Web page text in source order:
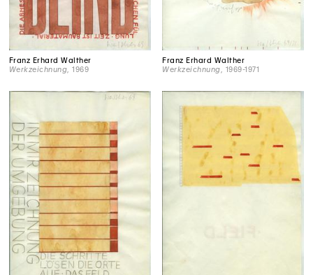
Franz Erhard Walther
Werkzeichnung , 1969
Franz Erhard Walther
Werkzeichnung , 1969-1971